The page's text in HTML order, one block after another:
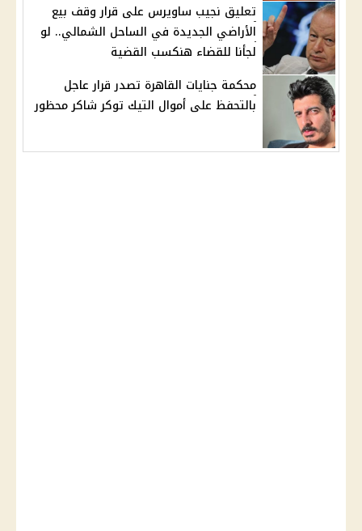
تعليق نجيب ساويرس على قرار وقف بيع
الأراضي الجديدة في الساحل الشمالي.. لو
لجأنا للقضاء هنكسب القضية
محكمة جنايات القاهرة تصدر قرار عاجل
بالتحفظ على أموال التيك توكر شاكر محظور